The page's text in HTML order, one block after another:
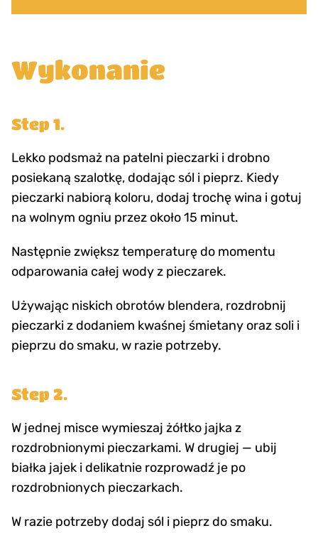
Wykonanie
Step 1.
Lekko podsmaż na patelni pieczarki i drobno
posiekaną szalotkę, dodając sól i pieprz. Kiedy
pieczarki nabiorą koloru, dodaj trochę wina i gotuj
na wolnym ogniu przez około 15 minut.
Następnie zwiększ temperaturę do momentu
odparowania całej wody z pieczarek.
Używając niskich obrotów blendera, rozdrobnij
pieczarki z dodaniem kwaśnej śmietany oraz soli i
pieprzu do smaku, w razie potrzeby.
Step 2.
W jednej misce wymieszaj żółtko jajka z
rozdrobnionymi pieczarkami. W drugiej — ubij
białka jajek i delikatnie rozprowadź je po
rozdrobnionych pieczarkach.
W razie potrzeby dodaj sól i pieprz do smaku.